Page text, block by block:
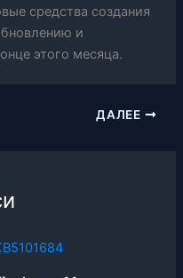
средства создания
и
этого месяца.
ДАЛЕЕ